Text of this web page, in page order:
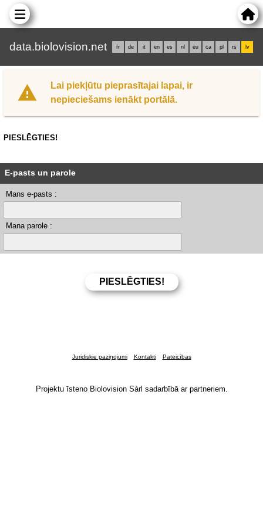
data.biolovision.net fr de it en es nl eu ca pl rs lv
Lai piekļūtu pieprasītajai lapai, ir
nepieciešams ienākt portālā.
PIESLĒGTIES!
E-pasts un parole
Mans e-pasts :
Mana parole :
Juridiskie paziņojumi Kontakti Pateicības
Projektu īsteno Biolovision Sàrl sadarbībā ar partneriem.